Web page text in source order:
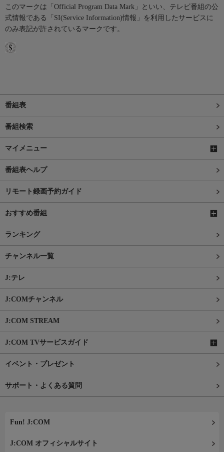
このマークは「Official Program Data Mark」といい、テレビ番組の公
式情報である「SI(Service Information)情報」を利用したサービスに
のみ表記が許されているマークです。
番組表
番組検索
マイメニュー
番組表ヘルプ
リモート録画予約ガイド
おすすめ番組
ランキング
チャンネル一覧
J:テレ
J:COMチャンネル
J:COM STREAM
J:COM TVサービスガイド
イベント・プレゼント
サポート・よくある質問
Fun! J:COM
J:COM オフィシャルサイト